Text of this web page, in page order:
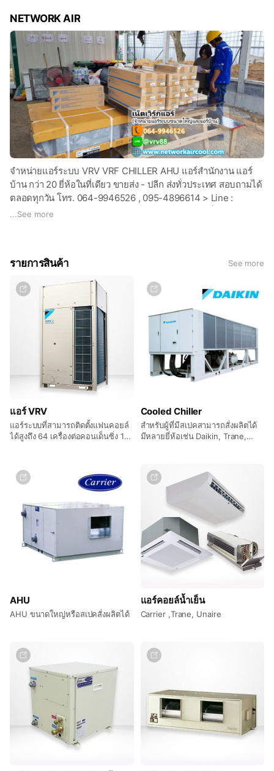
NETWORK AIR
จำหน่ายแอร์ระบบ VRV VRF CHILLER AHU แอร์สำนักงาน แอร์
บ้าน กว่า 20 ยี่ห้อในที่เดียว ขายส่ง - ปลีก ส่งทั่วประเทศ สอบถามได้
ตลอดทุกวัน โทร. 064-9946526 , 095-4896614 > Line :
@vrv88 > Email : networkaircool@gmail.com > เว็บไซต์ :
...See more
รายการสินค้า See more
แอร์ VRV
แอร์ระบบที่สามารถติดตั้งแฟนคอยล์
ได้สูงถึง 64 เครื่องต่อคอนเด็นซิ่ง 1
ระบบ Inverter อีกด้วย
Cooled Chiller
สำหรับผู้ที่มีสเปคสามารถสั่งผลิตได้
มีหลายยี่ห้อเช่น Daikin, Trane,
AHU
AHU ขนาดใหญ่หรือสเปคสั่งผลิตได้
แอร์คอยล์น้ำเย็น
Carrier ,Trane, Unaire